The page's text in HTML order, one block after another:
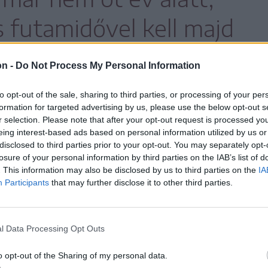
- Do Not Process My Personal Information
opt-out of the sale, sharing to third parties, or processing of your
for targeted advertising by us, please use the below opt-out
selection. Please note that after your opt-out request is processed
interest-based ads based on personal information utilized by us
to third parties prior to your opt-out. You may separately
of your personal information by third parties on the IAB’s list of
This information may also be disclosed by us to third parties on the
Participants that may further disclose it to other third parties.
Data Processing Opt Outs
opt-out of the Sharing of my personal data.
futamidővel kell majd
egyéves haladékot is jóváhagyott a
a 2026-os költségvetésből csak a
nem. Így
a következő
helyett